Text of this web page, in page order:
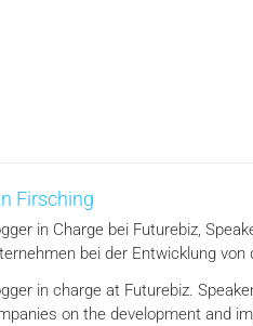
Firsching
in Charge bei Futurebiz,
bei der Entwicklung
in charge at Futurebiz.
on the development and